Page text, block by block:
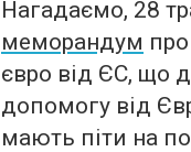
Нагадаємо, 28
меморандум
євро від ЄС, що
допомогу від
мають піти на